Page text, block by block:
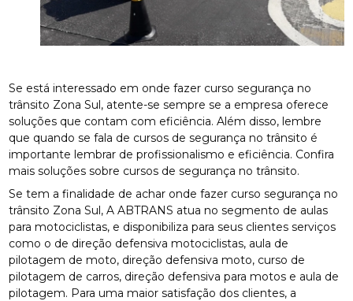
Se está interessado em onde fazer curso segurança no
trânsito Zona Sul, atente-se sempre se a empresa oferece
soluções que contam com eficiência. Além disso, lembre
que quando se fala de cursos de segurança no trânsito é
importante lembrar de profissionalismo e eficiência. Confira
mais soluções sobre cursos de segurança no trânsito.
Se tem a finalidade de achar onde fazer curso segurança no
trânsito Zona Sul, A ABTRANS atua no segmento de aulas
para motociclistas, e disponibiliza para seus clientes serviços
como o de direção defensiva motociclistas, aula de
pilotagem de moto, direção defensiva moto, curso de
pilotagem de carros, direção defensiva para motos e aula de
pilotagem. Para uma maior satisfação dos clientes, a